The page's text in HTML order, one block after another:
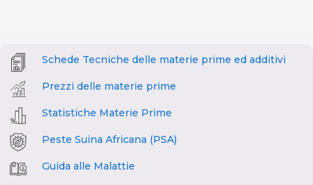
Schede Tecniche delle materie prime ed additivi
Prezzi delle materie prime
Statistiche Materie Prime
Peste Suina Africana (PSA)
Guida alle Malattie